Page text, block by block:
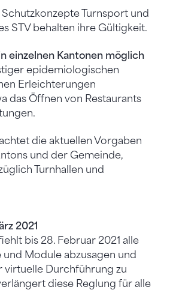
Turnsport und
STV behalten ihre Gültigkeit.
einzelnen Kantonen möglich
epidemiologischen
Erleichterungen
das Öffnen von Restaurants
die aktuellen Vorgaben
und der Gemeinde,
Turnhallen und
2021
bis 28. Februar 2021 alle
und Module abzusagen und
virtuelle Durchführung zu
diese Reglung für alle